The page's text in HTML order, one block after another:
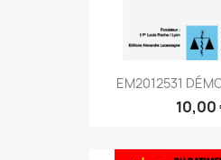
EM2012531
10,00